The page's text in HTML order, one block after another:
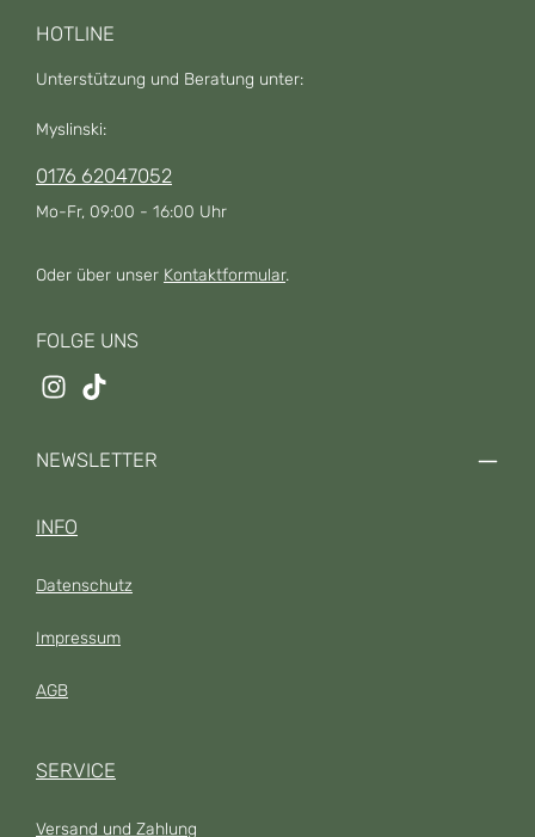
HOTLINE
Unterstützung und Beratung unter:
Myslinski:
0176 62047052
Mo-Fr, 09:00 - 16:00 Uhr
Oder über unser Kontaktformular.
FOLGE UNS
NEWSLETTER
INFO
Datenschutz
Impressum
AGB
SERVICE
Versand und Zahlung